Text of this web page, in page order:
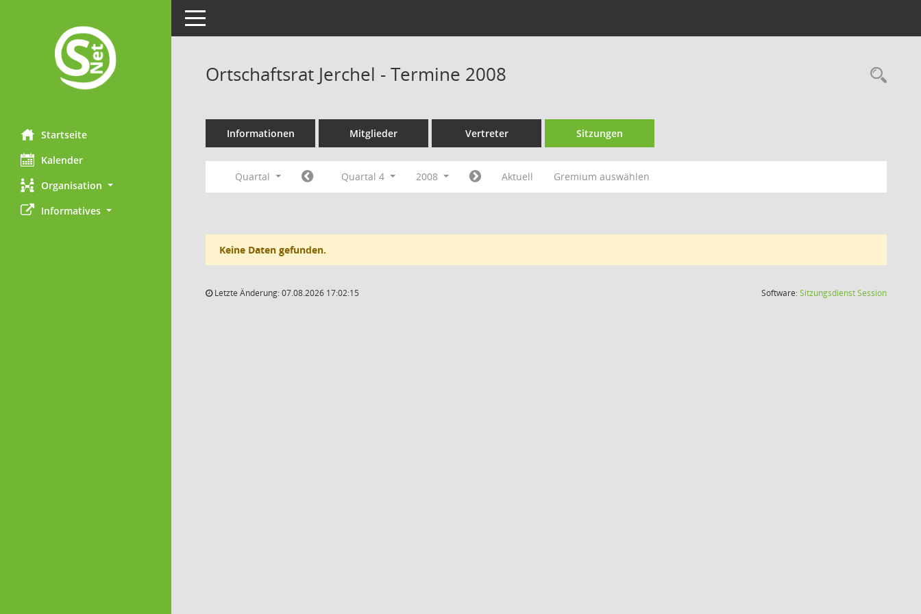
Startseite
Kalender
Organisation
Informatives
Toggle navigation
Ortschaftsrat Jerchel - Termine 2008
Informationen Mitglieder Vertreter Sitzungen
Quartal Quartal 4 2008 Aktuell Gremium auswählen
Keine Daten gefunden.
Letzte Änderung: 07.08.2026 17:02:15 Software:SitzungsdienstSession(Wird in